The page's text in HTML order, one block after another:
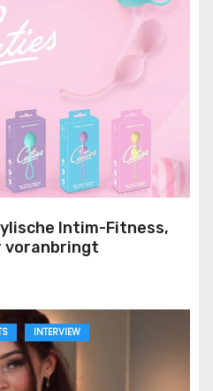
Intim-Fitness,
voranbringt
INTERVIEW